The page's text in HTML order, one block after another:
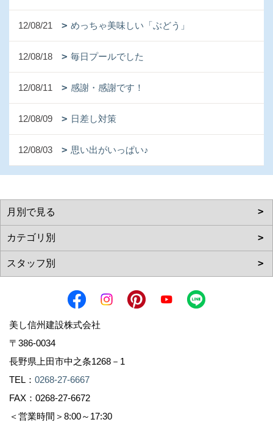
12/08/21 めっちゃ美味しい「ぶどう」
12/08/18 毎日プールでした
12/08/11 感謝・感謝です！
12/08/09 日差し対策
12/08/03 思い出がいっぱい♪
美し信州建設株式会社
〒386-0034
長野県上田市中之条1268－1
TEL： 0268-27-6667
FAX：0268-27-6672
＜営業時間＞8:00～17:30